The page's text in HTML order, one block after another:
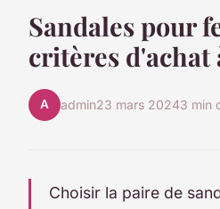
Sandales pour
critères
A admin23 mars 20243 min
Choisir la paire de